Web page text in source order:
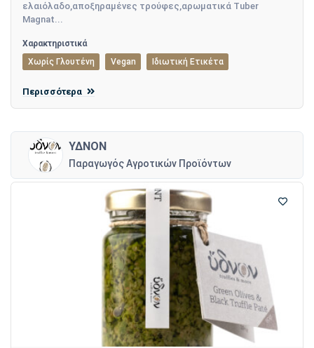
ελαιόλαδο,αποξηραμένες τρούφες,αρωματικά Tuber
Magnat...
Χαρακτηριστικά
Χωρίς Γλουτένη
Vegan Ιδιωτική Ετικέτα
Περισσότερα
ΥΔΝΟΝ
Παραγωγός Αγροτικών Προϊόντων